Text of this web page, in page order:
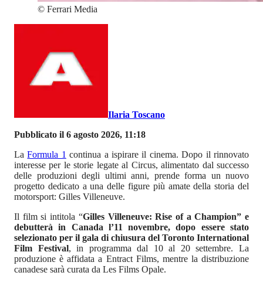
© Ferrari Media
Ilaria Toscano
Pubblicato il 6 agosto 2026, 11:18
LaFormula 1 continua a ispirare il cinema. Dopo il rinnovato
interesse per le storie legate al Circus, alimentato dal successo
delle produzioni degli ultimi anni, prende forma un nuovo
progetto dedicato a una delle figure più amate della storia del
motorsport: Gilles Villeneuve.
Il film si intitola “Gilles Villeneuve: Rise of a Champion” e
debutterà in Canada l’11 novembre, dopo essere stato
selezionato per il gala di chiusura del Toronto International
Film Festival, in programma dal 10 al 20 settembre. La
produzione è affidata a Entract Films, mentre la distribuzione
canadese sarà curata da Les Films Opale.